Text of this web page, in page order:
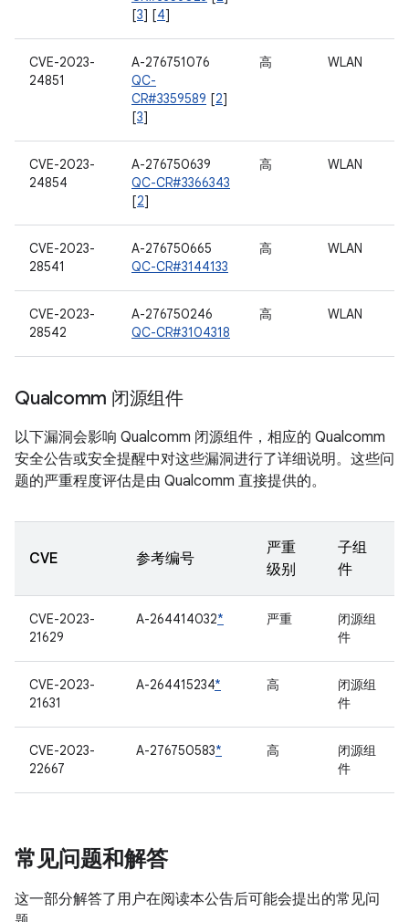
[3] [4]
CVE-2023-
24851
A-276751076
QC-
CR#3359589 [2]
[3]
高 WLAN
CVE-2023-
24854
A-276750639
QC-CR#3366343
[2]
高 WLAN
CVE-2023-
28541
A-276750665
QC-CR#3144133
高 WLAN
CVE-2023-
28542
A-276750246
QC-CR#3104318
高 WLAN
Qualcomm 闭源组件
以下漏洞会影响 Qualcomm 闭源组件，相应的 Qualcomm
安全公告或安全提醒中对这些漏洞进行了详细说明。这些问
题的严重程度评估是由 Qualcomm 直接提供的。
CVE 参考编号
严重
级别
子组
件
CVE-2023-
21629
A-264414032* 严重
闭源组
件
CVE-2023-
21631
A-264415234* 高
闭源组
件
CVE-2023-
22667
A-276750583* 高
闭源组
件
常见问题和解答
这一部分解答了用户在阅读本公告后可能会提出的常见问